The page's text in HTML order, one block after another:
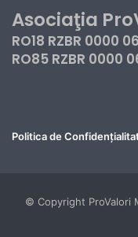
Asociaţia
RO18 RZBR 0000
RO85 RZBR 0000
Politica de
© Copyright ProValori